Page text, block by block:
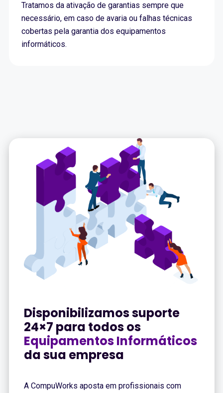
Tratamos da ativação de garantias sempre que
necessário, em caso de avaria ou falhas técnicas
cobertas pela garantia dos equipamentos
informáticos.
Disponibilizamos suporte
24×7 para todos os
Equipamentos Informáticos
da sua empresa
A CompuWorks aposta em profissionais com